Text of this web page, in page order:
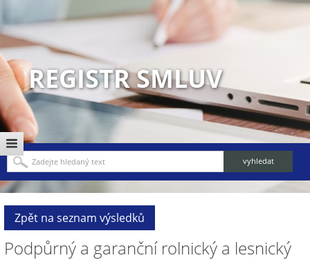
REGISTR SMLUV
Zpět na seznam výsledků
Podpůrný a garanční rolnický a lesnický